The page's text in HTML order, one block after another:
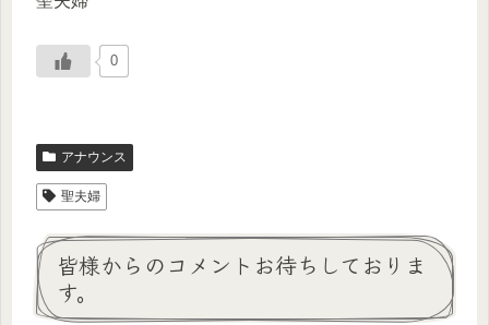
0
アナウンス
聖夫婦
皆様からのコメントお待ちしておりま
す。